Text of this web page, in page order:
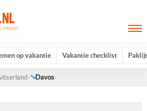
op vakantie Vakantie checklist
Davos